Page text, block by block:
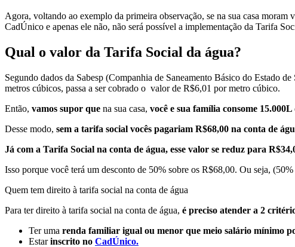
Agora, voltando ao exemplo da primeira observação, se na sua casa moram
CadÚnico e apenas ele não, não será possível a implementação da Tarifa
Qual o valor da Tarifa Social da água?
Segundo dados da Sabesp (Companhia de Saneamento Básico do Estado
metros cúbicos, passa a ser cobrado o valor de R$6,01 por metro cúbico.
Então, vamos supor que na sua casa, você e sua família consome 15.000L
Desse modo, sem a tarifa social vocês pagariam R$68,00 na conta de
Já com a Tarifa Social na conta de água, esse valor se reduz para
Isso porque você terá um desconto de 50% sobre os R$68,00. Ou seja,
Quem tem direito à tarifa social na conta de água
Para ter direito à tarifa social na conta de água, é preciso atender a 2
Ter uma renda familiar igual ou menor que meio salário mínimo
Estarinscrito no CadÚnico.